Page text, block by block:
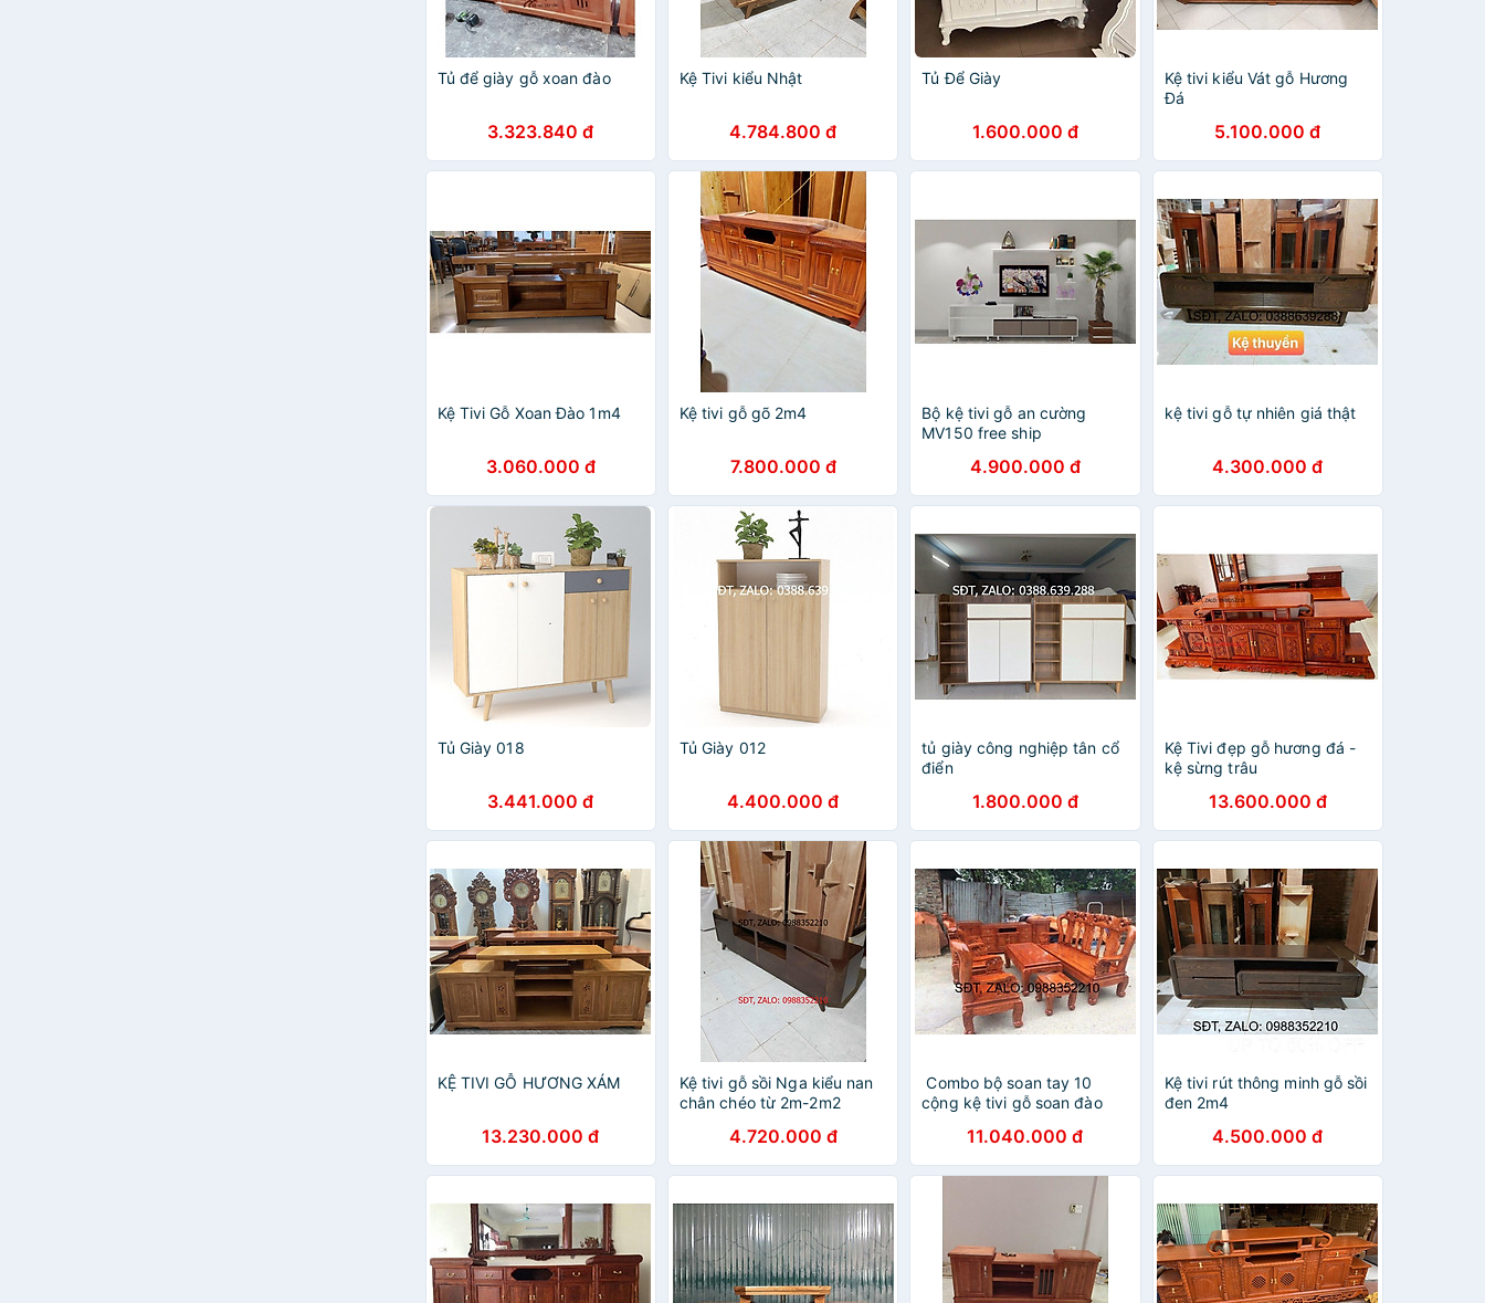
Tủ để giày gỗ xoan đào
3.323.840 đ
Kệ Tivi kiểu Nhật
4.784.800 đ
Tủ Để Giày
1.600.000 đ
Kệ tivi kiểu Vát gỗ Hương
Đá
5.100.000 đ
Kệ Tivi Gỗ Xoan Đào 1m4
3.060.000 đ
Kệ tivi gỗ gõ 2m4
7.800.000 đ
Bộ kệ tivi gỗ an cường
MV150 free ship
4.900.000 đ
kệ tivi gỗ tự nhiên giá thật
4.300.000 đ
Tủ Giày 018
3.441.000 đ
Tủ Giày 012
4.400.000 đ
tủ giày công nghiệp tân cổ
điển
1.800.000 đ
Kệ Tivi đẹp gỗ hương đá -
kệ sừng trâu
13.600.000 đ
KỆ TIVI GỖ HƯƠNG XÁM
13.230.000 đ
Kệ tivi gỗ sồi Nga kiểu nan
chân chéo từ 2m-2m2
4.720.000 đ
️ Combo bộ soan tay 10
cộng kệ tivi gỗ soan đào
11.040.000 đ
Kệ tivi rút thông minh gỗ sồi
đen 2m4
4.500.000 đ